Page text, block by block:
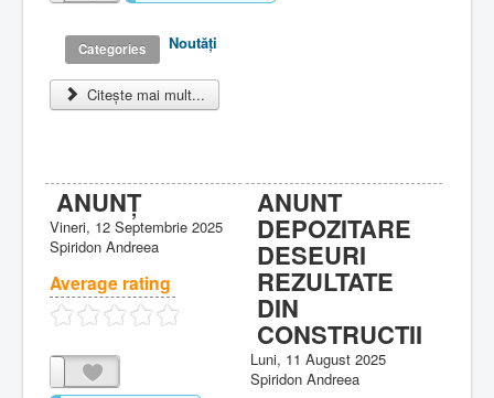
Categories Noutăţi
Citește mai mult...
ANUNȚ
Vineri, 12 Septembrie 2025
Spiridon Andreea
Average rating
ANUNT
DEPOZITARE
DESEURI
REZULTATE
DIN
CONSTRUCTII
Luni, 11 August 2025
Spiridon Andreea